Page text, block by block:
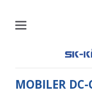
MOBILER